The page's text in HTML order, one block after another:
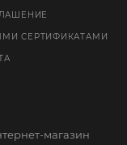
СЕРТИФИКАТАМИ
магазин